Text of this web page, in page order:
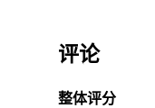
评论
整体评分